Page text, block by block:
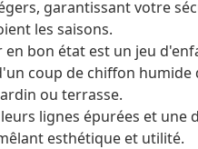
garantissant votre
les saisons.
en bon état est un jeu
coup de chiffon
ou terrasse.
leurs lignes épurées et
esthétique et utilité.